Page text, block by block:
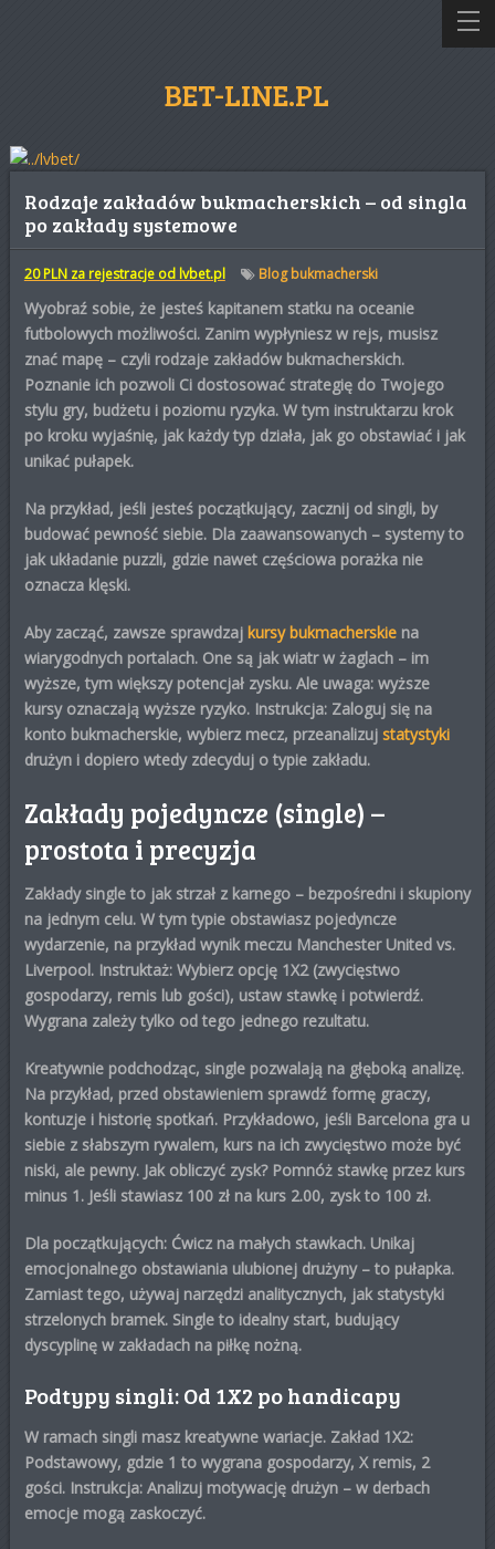
BET-LINE.PL
Rodzaje zakładów bukmacherskich – od singla
po zakłady systemowe
20 PLN za rejestracje od lvbet.pl Blog bukmacherski
Wyobraź sobie, że jesteś kapitanem statku na oceanie
futbolowych możliwości. Zanim wypłyniesz w rejs, musisz
znać mapę – czyli rodzaje zakładów bukmacherskich.
Poznanie ich pozwoli Ci dostosować strategię do Twojego
stylu gry, budżetu i poziomu ryzyka. W tym instruktarzu krok
po kroku wyjaśnię, jak każdy typ działa, jak go obstawiać i jak
unikać pułapek.
Na przykład, jeśli jesteś początkujący, zacznij od singli, by
budować pewność siebie. Dla zaawansowanych – systemy to
jak układanie puzzli, gdzie nawet częściowa porażka nie
oznacza klęski.
Aby zacząć, zawsze sprawdzaj kursy bukmacherskiena
wiarygodnych portalach. One są jak wiatr w żaglach – im
wyższe, tym większy potencjał zysku. Ale uwaga: wyższe
kursy oznaczają wyższe ryzyko. Instrukcja: Zaloguj się na
konto bukmacherskie, wybierz mecz, przeanalizuj statystyki
drużyn i dopiero wtedy zdecyduj o typie zakładu.
Zakłady pojedyncze (single) –
prostota i precyzja
Zakłady single to jak strzał z karnego – bezpośredni i skupiony
na jednym celu. W tym typie obstawiasz pojedyncze
wydarzenie, na przykład wynik meczu Manchester United vs.
Liverpool. Instruktaż: Wybierz opcję 1X2 (zwycięstwo
gospodarzy, remis lub gości), ustaw stawkę i potwierdź.
Wygrana zależy tylko od tego jednego rezultatu.
Kreatywnie podchodząc, single pozwalają na głęboką analizę.
Na przykład, przed obstawieniem sprawdź formę graczy,
kontuzje i historię spotkań. Przykładowo, jeśli Barcelona gra u
siebie z słabszym rywalem, kurs na ich zwycięstwo może być
niski, ale pewny. Jak obliczyć zysk?Pomnóż stawkę przez kurs
minus 1. Jeśli stawiasz 100 zł na kurs 2.00, zysk to 100 zł.
Dla początkujących: Ćwicz na małych stawkach. Unikaj
emocjonalnego obstawiania ulubionej drużyny – to pułapka.
Zamiast tego, używaj narzędzi analitycznych, jak statystyki
strzelonych bramek. Single to idealny start, budujący
dyscyplinę w zakładach na piłkę nożną.
Podtypy singli: Od 1X2 po handicapy
W ramach singli masz kreatywne wariacje. Zakład 1X2:
Podstawowy, gdzie 1 to wygrana gospodarzy, X remis, 2
gości. Instrukcja: Analizuj motywację drużyn – w derbach
emocje mogą zaskoczyć.